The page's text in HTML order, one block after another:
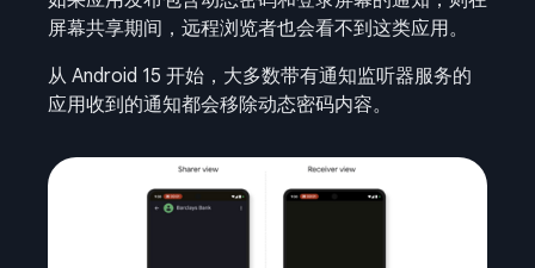
屏幕共享期间，远程浏览者也会看不到这类应用。
从 Android 15 开始，大多数带有通知监听器服务的
应用收到的通知都会移除动态密码内容。